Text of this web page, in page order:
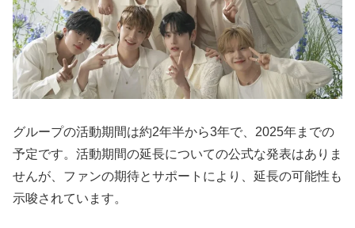
グループの活動期間は約2年半から3年で、2025年までの
予定です。活動期間の延長についての公式な発表はありま
せんが、ファンの期待とサポートにより、延長の可能性も
示唆されています。